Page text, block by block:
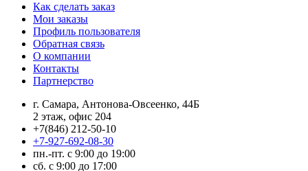
Как сделать заказ
Мои заказы
Профиль пользователя
Обратная связь
О компании
Контакты
Партнерство
г. Самара, Антонова-Овсеенко, 44Б
2 этаж, офис 204
+7(846) 212-50-10
+7-927-692-08-30
пн.-пт. с 9:00 до 19:00
сб. с 9:00 до 17:00